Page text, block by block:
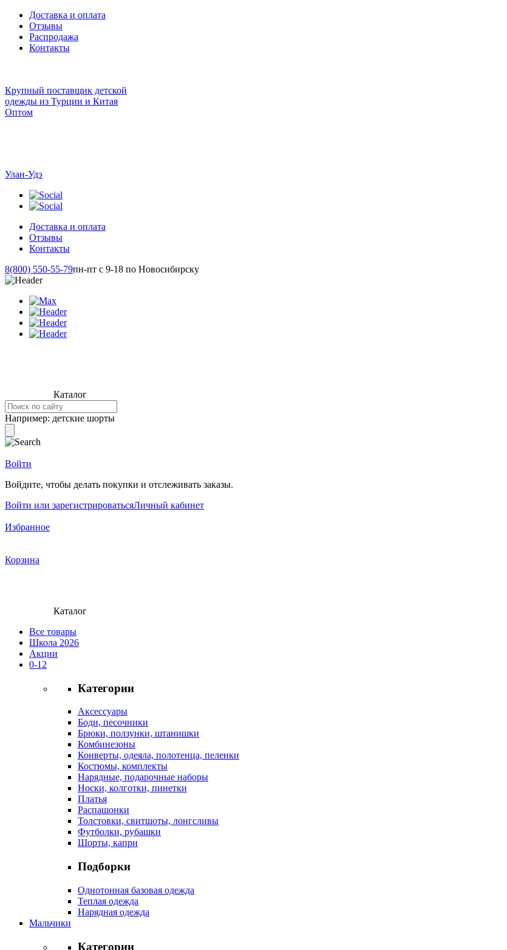
Доставка и оплата
Отзывы
Распродажа
Контакты
Крупный поставщик детской
одежды из Турции и Китая
Оптом
Улан-Удэ
Доставка и оплата
Отзывы
Контакты
8(800) 550-55-79пн-пт с 9-18 по Новосибирску
Каталог
Например: детские шорты
Войти
Войдите, чтобы делать покупки и отслеживать заказы.
Войти или зарегистрироватьсяЛичный кабинет
Избранное
Корзина
Каталог
Все товары
Школа 2026
Акции
0-12
Категории
Аксессуары
Боди, песочники
Брюки, ползунки, штанишки
Комбинезоны
Конверты, одеяла, полотенца, пеленки
Костюмы, комплекты
Нарядные, подарочные наборы
Носки, колготки, пинетки
Платья
Распашонки
Толстовки, свитшоты, лонгсливы
Футболки, рубашки
Шорты, капри
Подборки
Однотонная базовая одежда
Теплая одежда
Нарядная одежда
Мальчики
Категории